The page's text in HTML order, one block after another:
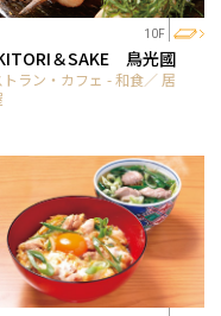
10F
＆SAKE 鳥光國
トラン・カフェ - 和食／ 居